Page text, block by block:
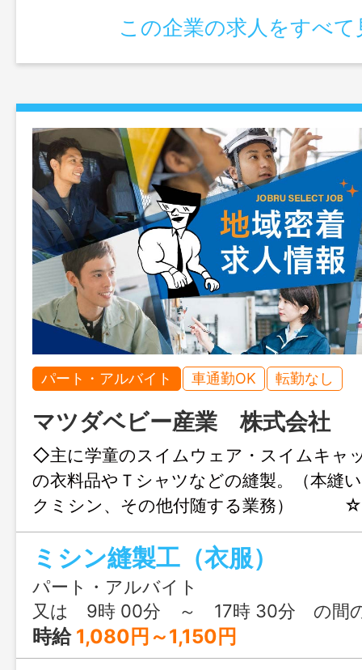
この企業の求人をすべて
パート・アルバイト 車通勤OK 転勤なし
マツダベビー産業 株式会社
◇主に学童のスイムウェア・スイムキャ
の衣料品やＴシャツなどの縫製。（本縫
クミシン、その他付随する業務） ☆
は日本一の実績を誇り、安定した会
学童水着、介護衣料の製造についても確
誇 っています。 ☆縫製が好きな
初心者・未経験であっても、初歩から縫
心して応募してください。一緒に働
就業時間については柔軟に対応しますの
ミシン縫製工（衣服）
パート・アルバイト
又は 9時 00分 ～ 17時 30分 の間の
時給 1,080円～1,150円